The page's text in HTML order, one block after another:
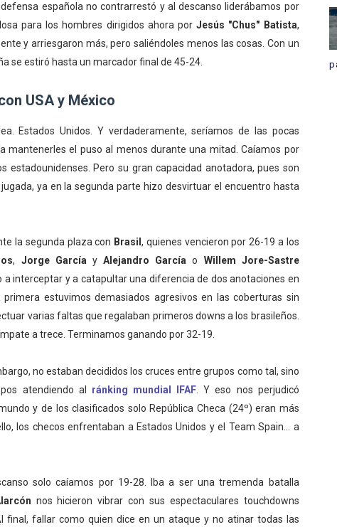
española no contrarrestó y al descanso liderábamos por
para los hombres dirigidos ahora porJesús "Chus" Batista,
y arriesgaron más, pero saliéndoles menos las cosas. Con un
se estiró hasta un marcador final de 45-24.
USA y México
Estados Unidos. Y verdaderamente, seríamos de las pocas
mantenerles el puso al menos durante una mitad. Caíamos por
estadounidenses. Pero su gran capacidad anotadora, pues son
ya en la segunda parte hizo desvirtuar el encuentro hasta
la segunda plaza con Brasil, quienes vencieron por 26-19 a los
, Jorge García yAlejandro García o Willem Jore-Sastre
interceptar y a catapultar una diferencia de dos anotaciones en
estuvimos demasiados agresivos en las coberturas sin
varias faltas que regalaban primeros downs a los brasileños.
a trece. Terminamos ganando por 32-19.
no estaban decididos los cruces entre grupos como tal, sino
atendiendo al ránking mundial IFAF . Y eso nos perjudicó
y de los clasificados solo República Checa (24º) eran más
los checos enfrentaban a Estados Unidos y el Team Spain... a
solo caíamos por 19-28. Iba a ser una tremenda batalla
nos hicieron vibrar con sus espectaculares touchdowns
final, fallar como quien dice en un ataque y no atinar todas las